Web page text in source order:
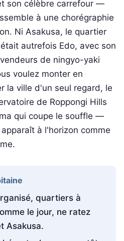
son célèbre carrefour —
à une chorégraphie
Ni Asakusa, le quartier
autrefois Edo, avec son
de ningyo-yaki
voulez monter en
la ville d'un seul regard, le
de Roppongi Hills
qui coupe le souffle —
à l'horizon comme
quartiers à
le jour, ne ratez
Asakusa.